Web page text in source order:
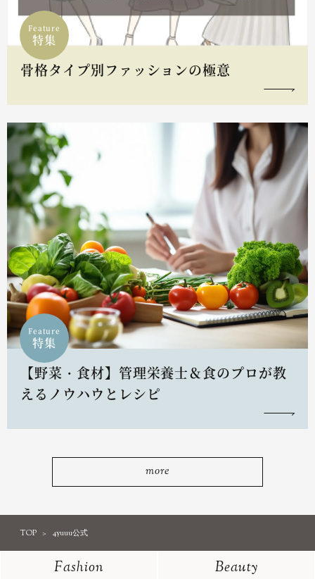
Feature
特集
骨格タイプ別ファッションの極意
Feature
特集
【野菜・食材】管理栄養士＆食のプロが教
えるノウハウとレシピ
more
TOP 4yuuu公式
Fashion
Beauty